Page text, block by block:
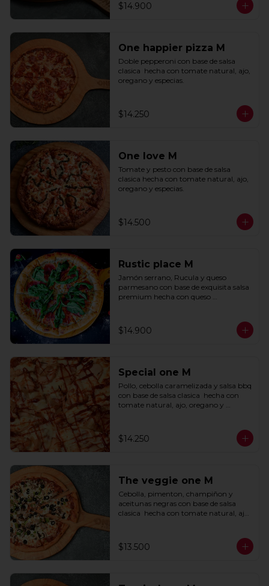
$14.900
One happier pizza M
Doble pepperoni con base de salsa
clasica  hecha con tomate natural, ajo,
oregano y especias.
$14.250
One love M
Tomate y pesto con base de salsa
clasica hecha con tomate natural, ajo,
oregano y especias.
$14.500
Rustic place M
Jamón serrano, Rucula y queso
parmesano con base de exquisita salsa
premium hecha con queso
$14.900
Special one M
Pollo, cebolla caramelizada y salsa bbq
con base de salsa clasica  hecha con
tomate natural, ajo, oregano y
$14.250
The veggie one M
Cebolla, pimenton, champiñon y
aceitunas negras con base de salsa
clasica  hecha con tomate natural, ajo,
$13.500